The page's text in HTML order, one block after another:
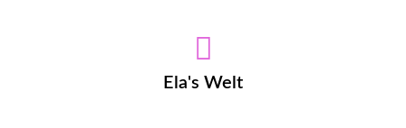
Ela's Welt